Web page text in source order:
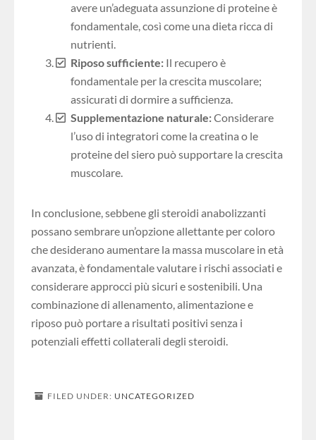
avere un’adeguata assunzione di proteine è
fondamentale, così come una dieta ricca di
nutrienti.
Riposo sufficiente:Il recupero è
fondamentale per la crescita muscolare;
assicurati di dormire a sufficienza.
Supplementazione naturale:Considerare
l’uso di integratori come la creatina o le
proteine del siero può supportare la crescita
muscolare.
In conclusione, sebbene gli steroidi anabolizzanti
possano sembrare un’opzione allettante per coloro
che desiderano aumentare la massa muscolare in età
avanzata, è fondamentale valutare i rischi associati e
considerare approcci più sicuri e sostenibili. Una
combinazione di allenamento, alimentazione e
riposo può portare a risultati positivi senza i
potenziali effetti collaterali degli steroidi.
FILED UNDER: UNCATEGORIZED